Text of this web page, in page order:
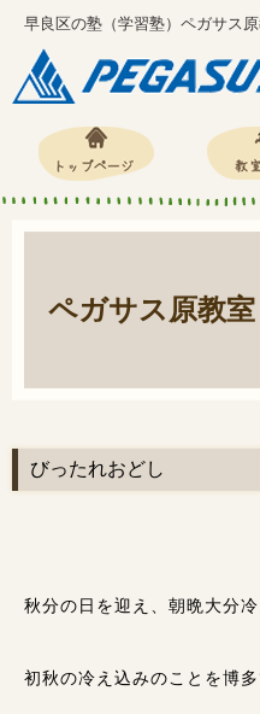
早良区の塾（学習塾）ペガサス
ペガサス原教
びったれおどし
秋分の日を迎え、朝晩大分
初秋の冷え込みのことを博